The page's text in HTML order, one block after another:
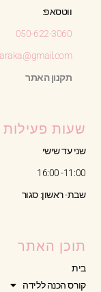
ווטסאפ:
050-622-3060
תקנון האתר
שעות פעילות
שני עד שישי
11:00- 16:00
שבת- ראשון: סגור
תוכן האתר
בית
קורס הכנה ללידה